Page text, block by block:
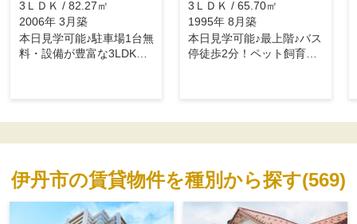
3ＬＤＫ / 82.27㎡
2006年 3月築
本日見学可能♪駐車場1台無
料・設備が豊富な3LDKで
3ＬＤＫ / 65.70㎡
1995年 8月築
本日見学可能♪最上階♪バス
停徒歩2分！ペット飼育相
伊丹市の賃貸物件を種別から探す(569)